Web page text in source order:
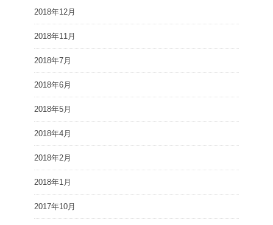
2018年12月
2018年11月
2018年7月
2018年6月
2018年5月
2018年4月
2018年2月
2018年1月
2017年10月